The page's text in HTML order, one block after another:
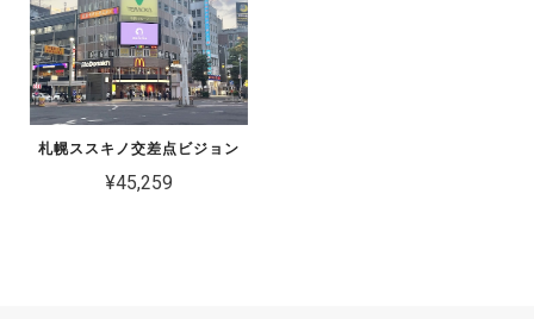
札幌ススキノ交差点ビジョン
¥45,259